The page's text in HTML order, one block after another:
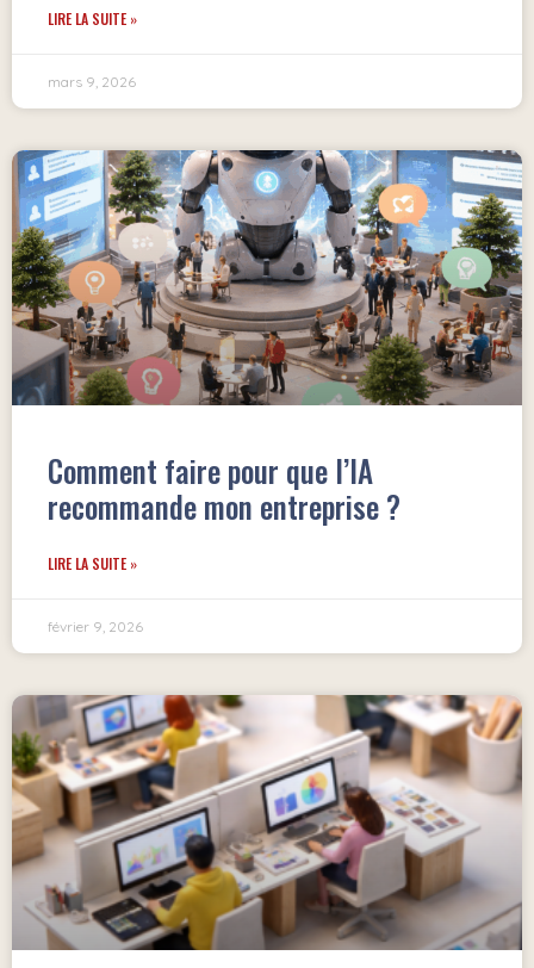
LIRE LA SUITE »
mars 9, 2026
Comment faire pour que l’IA
recommande mon entreprise ?
LIRE LA SUITE »
février 9, 2026